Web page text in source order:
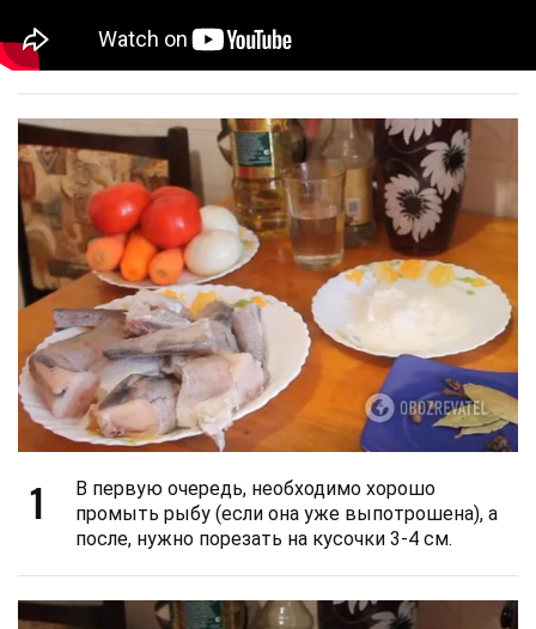
1
В первую очередь, необходимо хорошо
промыть рыбу (если она уже выпотрошена), а
после, нужно порезать на кусочки 3-4 см.